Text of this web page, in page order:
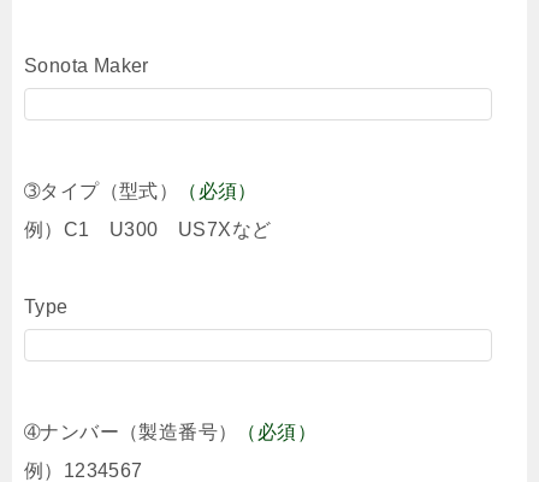
Sonota Maker
➂タイプ（型式）
（必須）
例）C1 U300 US7Xなど
Type
➃ナンバー（製造番号）
（必須）
例）1234567